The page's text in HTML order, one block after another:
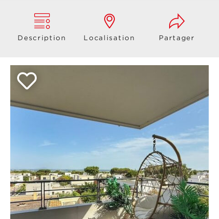
Description Localisation Partager